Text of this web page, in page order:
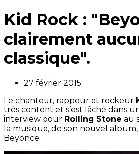
Kid Rock :
clairement
classique".
27 février 2015
Le chanteur, rappeur et rockeur
très content et s’est lâché dans
interview pour Rolling Stone au
la musique, de son nouvel album,
Beyonce.